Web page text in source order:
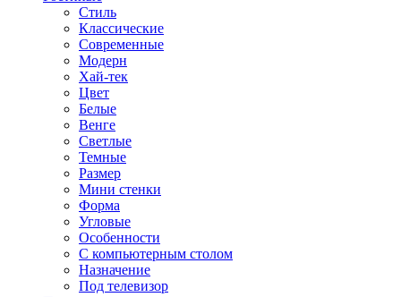
Стиль
Классические
Современные
Модерн
Хай-тек
Цвет
Белые
Венге
Светлые
Темные
Размер
Мини стенки
Форма
Угловые
Особенности
С компьютерным столом
Назначение
Под телевизор